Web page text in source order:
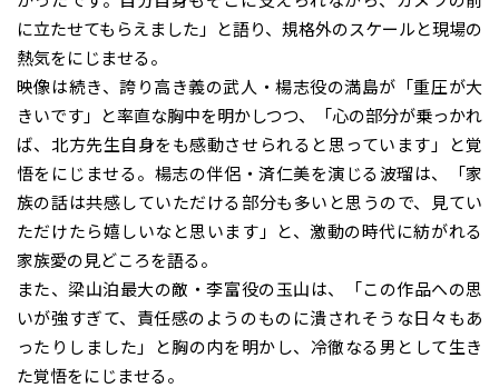
に立たせてもらえました」と語り、規格外のスケールと現場の
熱気をにじませる。
映像は続き、誇り高き義の武人・楊志役の満島が「重圧が大
きいです」と率直な胸中を明かしつつ、「心の部分が乗っかれ
ば、北方先生自身をも感動させられると思っています」と覚
悟をにじませる。楊志の伴侶・済仁美を演じる波瑠は、「家
族の話は共感していただける部分も多いと思うので、見てい
ただけたら嬉しいなと思います」と、激動の時代に紡がれる
家族愛の見どころを語る。
また、梁山泊最大の敵・李富役の玉山は、「この作品への思
いが強すぎて、責任感のようのものに潰されそうな日々もあ
ったりしました」と胸の内を明かし、冷徹なる男として生き
た覚悟をにじませる。